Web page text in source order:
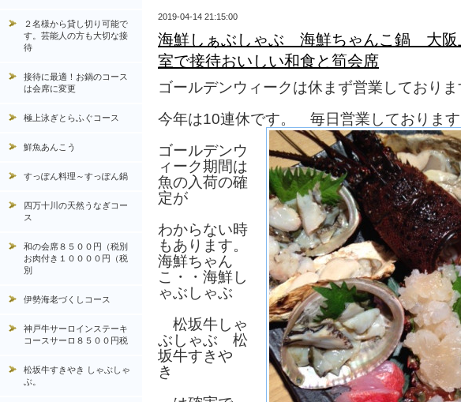
2019-04-14 21:15:00
海鮮しぁぶしゃぶ 海鮮ちゃんこ鍋 大阪
室で接待おいしい和食と筍会席
ゴールデンウィークは休まず営業しており
今年は10連休です。 毎日営業しておりま
ゴールデンウ
ィーク期間は
魚の入荷の確
定が
わからない時
もあります。
海鮮ちゃん
こ・・海鮮し
ゃぶしゃぶ
松坂牛しゃ
ぶしゃぶ 松
坂牛すきや
き
２名様から貸し切り可能で
す。芸能人の方も大切な接
待
接待に最適！お鍋のコース
は会席に変更
極上泳ぎとらふぐコース
鮮魚あんこう
すっぽん料理～すっぽん鍋
四万十川の天然うなぎコー
ス
和の会席８５００円（税別
お肉付き１００００円（税
別
伊勢海老づくしコース
神戸牛サーロインステーキ
コースサーロ８５００円税
松坂牛すきやき しゃぶしゃ
ぶ。